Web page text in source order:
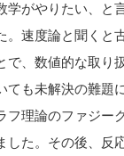
学がやりたい、と
。速度論と聞くと
で、数値的な取り
ても未解決の難題
フ理論のファジー
した。その後、反